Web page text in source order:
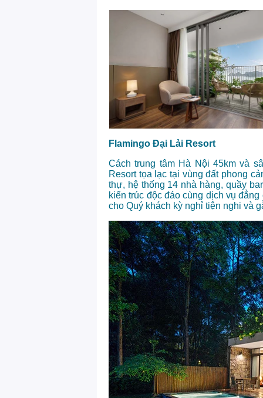
Flamingo Đại Lải Resort
Cách trung tâm Hà Nội 45km và
Resort tọa lạc tại vùng đất phong
thự, hệ thống 14 nhà hàng, quầy
kiến trúc độc đáo cùng dịch vụ
cho Quý khách kỳ nghỉ tiện nghi và